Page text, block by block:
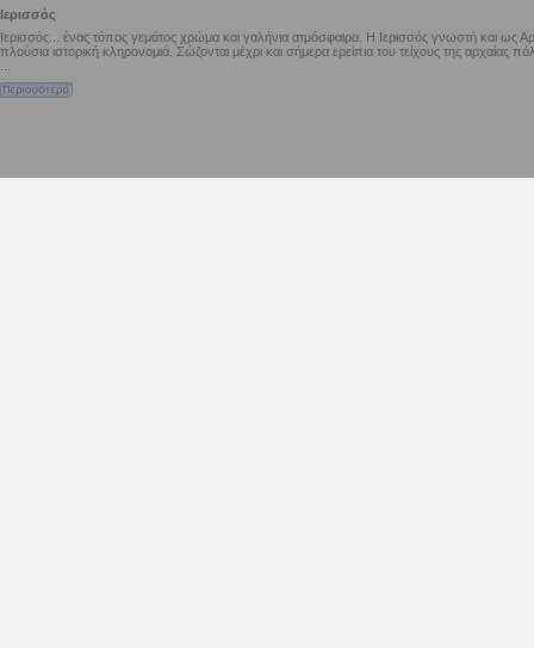
Ιερισσός
Ιερισσός... ένας τόπος γεμάτος χρώμα και γαλήνια ατμόσφαιρα. Η Ιερισσός γνωστή και ως
πλούσια ιστορική κληρονομιά. Σώζονται μέχρι και σήμερα ερείπια του τείχους της